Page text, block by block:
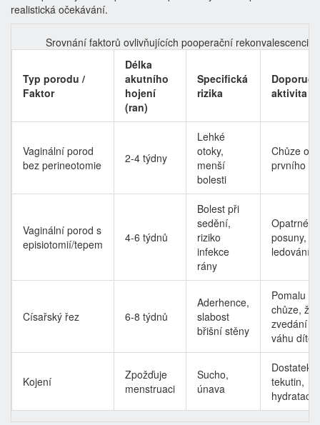
realistická očekávání.
Srovnání faktorů ovlivňujících pooperační rekonvalescenci
Typ porodu /
Faktor
Délka
akutního
hojení
(ran)
Specifická
rizika
aktivita
Vaginální porod
bez perineotomie
2-4 týdny
Lehké
otoky,
menší
bolesti
Chůze od
prvního
Vaginální porod s
episiotomií/tepem
4-6 týdnů
Bolest při
sedění,
riziko
infekce
rány
Opatrné
posuny,
ledování
Císařský řez 6-8 týdnů
Aderhence,
slabost
břišní stěny
Pomalu
chůze,
zvedání
váhu
Kojení
Zpožďuje
menstruaci
Sucho,
únava
Dostatek
tekutin,
hydratace